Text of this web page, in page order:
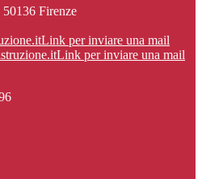
Firenze
Link per inviare una mail
Link per inviare una mail